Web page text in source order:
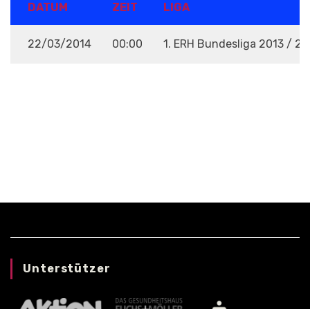
DATUM ZEIT LIGA
22/03/2014 00:00 1. ERH Bundesliga 2013 /
Unterstützer